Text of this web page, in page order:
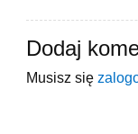
Dodaj
Musisz się